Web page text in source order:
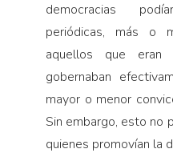
democracias
periódicas, más o
aquellos que eran
gobernaban
mayor o menor
Sin embargo, esto no
quienes promovían la